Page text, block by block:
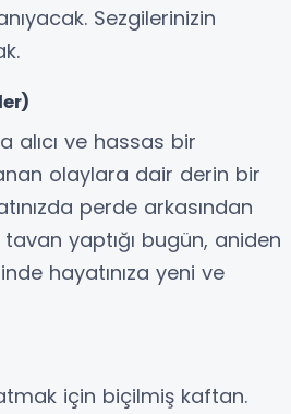
Sezgilerinizin
alıcı ve hassas bir
olaylara dair derin bir
perde arkasından
yaptığı bugün, aniden
hayatınıza yeni ve
için biçilmiş kaftan.